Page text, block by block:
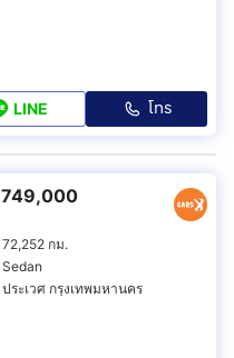
LINE โทร
749,000
72,252 กม.
Sedan
ประเวศ กรุงเทพมหานคร